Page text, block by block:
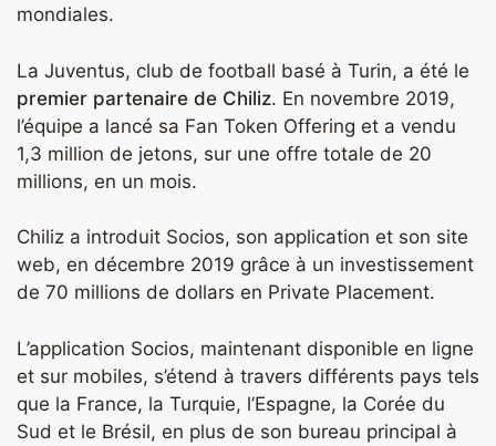
mondiales.
La Juventus, club de football basé à Turin, a été le
premier partenaire de Chiliz. En novembre 2019,
l’équipe a lancé sa Fan Token Offering et a vendu
1,3 million de jetons, sur une offre totale de 20
millions, en un mois.
Chiliz a introduit Socios, son application et son site
web, en décembre 2019 grâce à un investissement
de 70 millions de dollars en Private Placement.
L’application Socios, maintenant disponible en ligne
et sur mobiles, s’étend à travers différents pays tels
que la France, la Turquie, l’Espagne, la Corée du
Sud et le Brésil, en plus de son bureau principal à